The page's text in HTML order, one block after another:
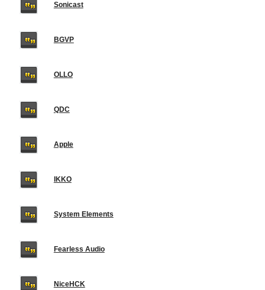
Sonicast
BGVP
OLLO
QDC
Apple
IKKO
System Elements
Fearless Audio
NiceHCK